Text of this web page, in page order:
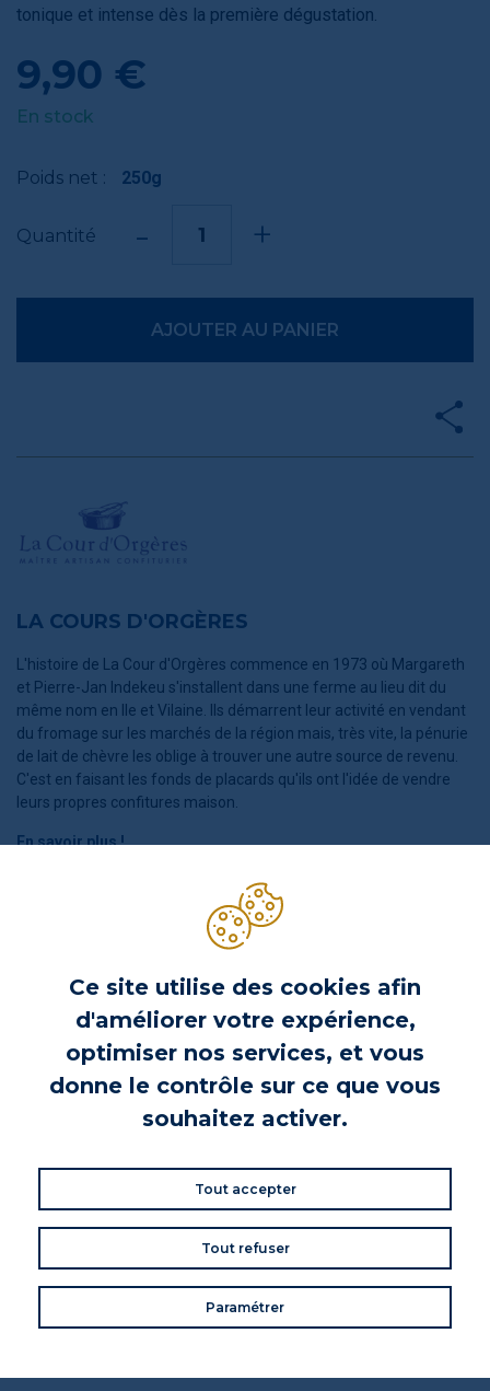
Ce site utilise des cookies afin
d'améliorer votre expérience,
optimiser nos services, et vous
donne le contrôle sur ce que vous
souhaitez activer.
Tout accepter
Tout refuser
Paramétrer
tonique et intense dès la première dégustation.
9,90 €
En stock
Poids net : 250g
Quantité - +
AJOUTER AU PANIER
LA COURS D'ORGÈRES
L'histoire de La Cour d'Orgères commence en 1973 où Margareth
et Pierre-Jan Indekeu s'installent dans une ferme au lieu dit du
même nom en Ile et Vilaine. Ils démarrent leur activité en vendant
du fromage sur les marchés de la région mais, très vite, la pénurie
de lait de chèvre les oblige à trouver une autre source de revenu.
C'est en faisant les fonds de placards qu'ils ont l'idée de vendre
leurs propres confitures maison.
En savoir plus !
POURQUOI NOUS AVONS CHOISI CE PRODUIT ?
La Cour d'Orgères sélectionne minutieusement les fruits, pour des
INGRÉDIENTS
citrons 29%, sucre
INFORMATIONS NUTRITIONNELLES
VOS AVIS Donnez votre avis